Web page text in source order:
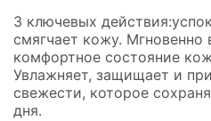
3 ключевых
смягчает кожу. Мгновенно
комфортное состояние
Увлажняет, защищает и
свежести, которое
дня.